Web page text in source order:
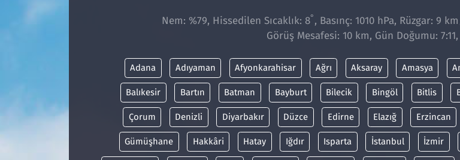
Nem: %79, Hissedilen Sıcaklık: 8° , Basınç: 1010 hPa, Rüzgar: 9
Görüş Mesafesi: 10 km, Gün Doğumu: 7:11,
Adana Adıyaman Afyonkarahisar Ağrı Aksaray Amasya
Balıkesir Bartın Batman Bayburt Bilecik Bingöl Bitlis
Çorum Denizli Diyarbakır Düzce Edirne Elazığ Erzincan
Gümüşhane Hakkâri Hatay Iğdır Isparta İstanbul İzmir